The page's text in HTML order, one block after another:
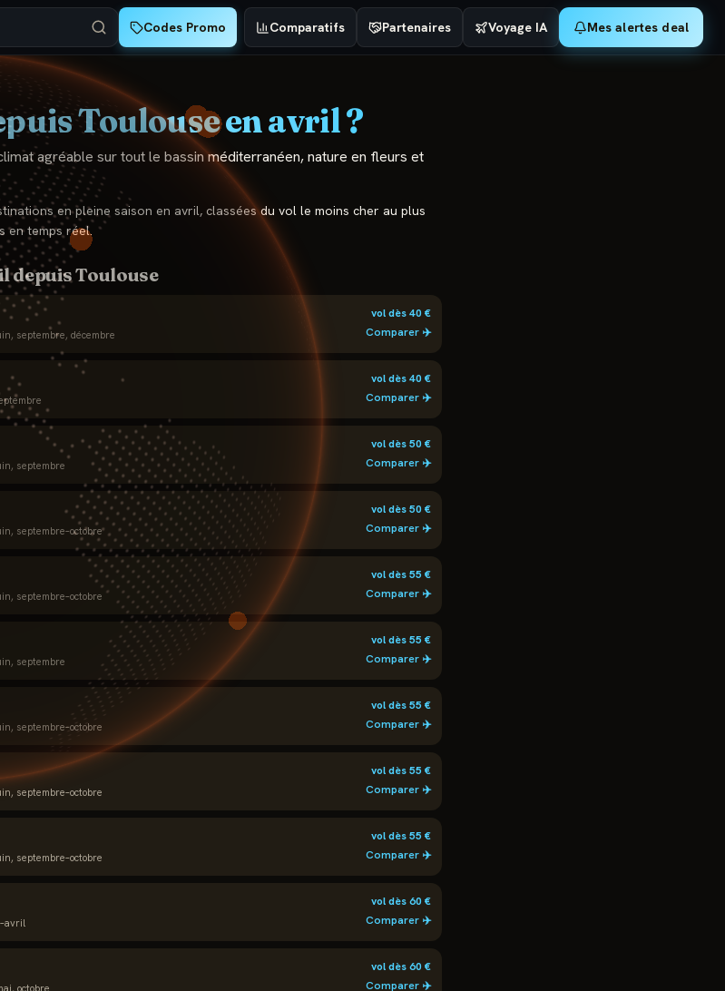
Codes Promo Comparatifs Partenaires Voyage IA Mes alertes deal
Toulouseenavril?
agréable sur tout le bassin méditerranéen, nature en fleurs et
en pleine saison en avril, classées du vol le moins cher au plus
en temps réel.
depuisToulouse
septembre, décembre
vol dès40€
Comparer ✈️
vol dès40€
Comparer ✈️
septembre
vol dès50€
Comparer ✈️
septembre–octobre
vol dès50€
Comparer ✈️
septembre–octobre
vol dès55 €
Comparer ✈️
septembre
vol dès55 €
Comparer ✈️
septembre–octobre
vol dès55 €
Comparer ✈️
septembre–octobre
vol dès55 €
Comparer ✈️
septembre–octobre
vol dès55 €
Comparer ✈️
vol dès60€
Comparer ✈️
octobre
vol dès60€
Comparer ✈️